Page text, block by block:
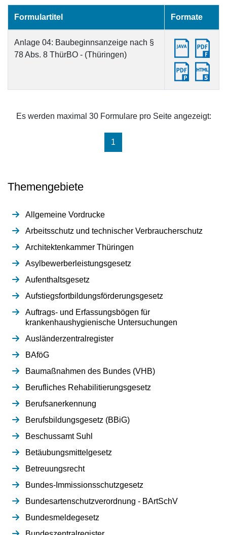
Formulartitel Formate
Anlage 04: Baubeginnsanzeige nach §
78 Abs. 8 ThürBO - (Thüringen)
Es werden maximal 30 Formulare pro Seite angezeigt:
1
Themengebiete
Allgemeine Vordrucke
Arbeitsschutz und technischer Verbraucherschutz
Architektenkammer Thüringen
Asylbewerberleistungsgesetz
Aufenthaltsgesetz
Aufstiegsfortbildungsförderungsgesetz
Auftrags- und Erfassungsbögen für
krankenhaushygienische Untersuchungen
Ausländerzentralregister
BAföG
Baumaßnahmen des Bundes (VHB)
Berufliches Rehabilitierungsgesetz
Berufsanerkennung
Berufsbildungsgesetz (BBiG)
Beschussamt Suhl
Betäubungsmittelgesetz
Betreuungsrecht
Bundes-Immissionsschutzgesetz
Bundesartenschutzverordnung - BArtSchV
Bundesmeldegesetz